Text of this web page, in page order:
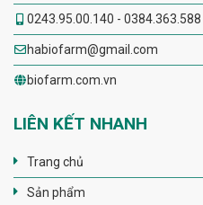
0243.95.00.140 - 0384.363.588
habiofarm@gmail.com
biofarm.com.vn
LIÊN KẾT NHANH
Trang chủ
Sản phẩm